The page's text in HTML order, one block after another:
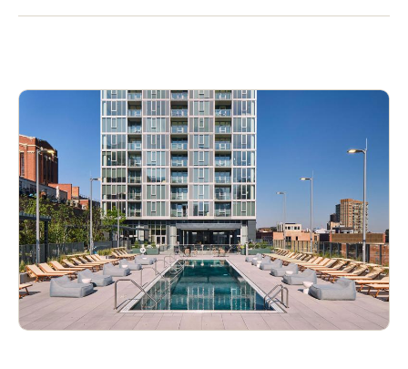
Russian
Poland
Polski
Czech Republic
Čeština
Denmark